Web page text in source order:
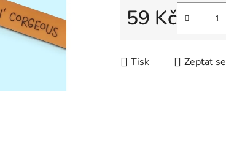
59 Kč
Měrná cena:
Tisk Zeptat se